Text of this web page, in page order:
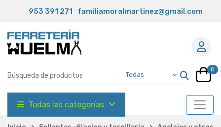
953 391 271 familiamoralmartinez@gmail.com
0
Todas las categorías